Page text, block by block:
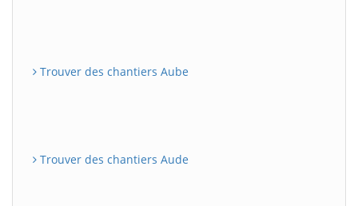
Trouver des chantiers Aube
Trouver des chantiers Aude